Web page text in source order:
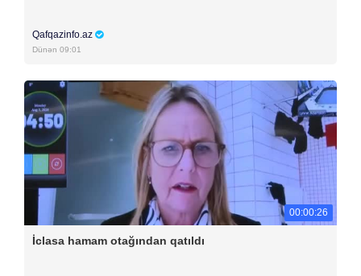
Qafqazinfo.az
Dünən 09:01
00:00:26
İclasa hamam otağından qatıldı